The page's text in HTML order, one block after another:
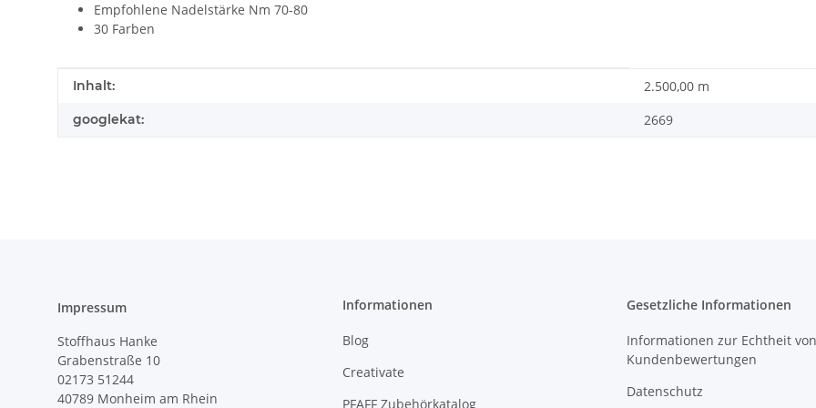
Empfohlene Nadelstärke Nm 70-80
30 Farben
Produkteigenschaft
Wert
Inhalt: 2.500,00 m
googlekat: 2669
Impressum
Stoffhaus Hanke
Grabenstraße 10
02173 51244
40789 Monheim am Rhein
Informationen
Blog
Creativate
PFAFF Zubehörkatalog
Gesetzliche Informationen
Informationen zur Echtheit von
Kundenbewertungen
Datenschutz